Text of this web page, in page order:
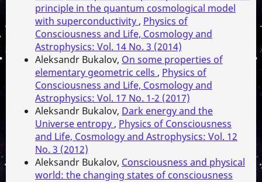
principle in the quantum cosmological model
with superconductivity , Physics of
Consciousness and Life, Cosmology and
Astrophysics: Vol. 14 No. 3 (2014)
Aleksandr Bukalov, On some properties of
elementary geometric cells , Physics of
Consciousness and Life, Cosmology and
Astrophysics: Vol. 17 No. 1-2 (2017)
Aleksandr Bukalov, Dark energy and the
Universe entropy , Physics of Consciousness
and Life, Cosmology and Astrophysics: Vol. 12
No. 3 (2012)
Aleksandr Bukalov, Consciousness and physical
world: the changing states of consciousness